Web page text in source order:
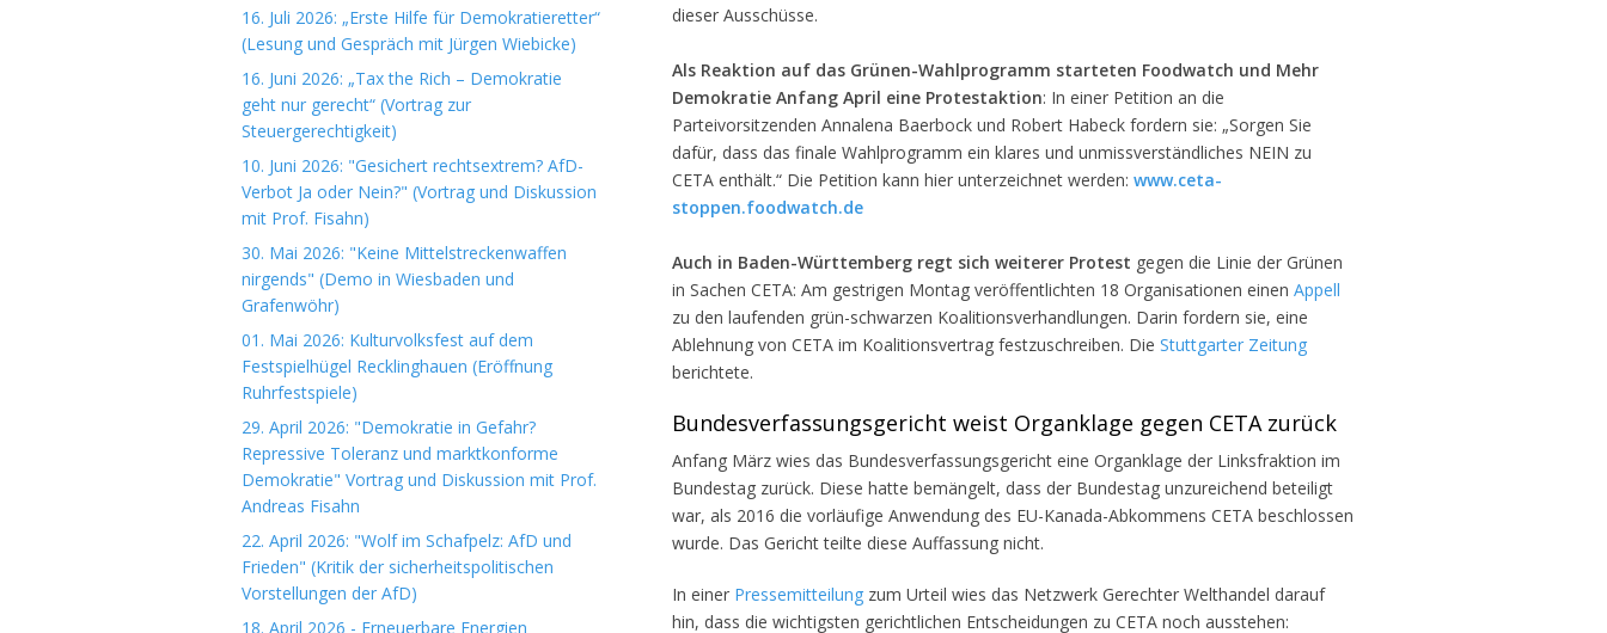
16. Juli 2026: „Erste Hilfe für Demokratieretter“
(Lesung und Gespräch mit Jürgen Wiebicke)
16. Juni 2026: „Tax the Rich – Demokratie
geht nur gerecht“ (Vortrag zur
Steuergerechtigkeit)
10. Juni 2026: "Gesichert rechtsextrem? AfD-
Verbot Ja oder Nein?" (Vortrag und Diskussion
mit Prof. Fisahn)
30. Mai 2026: "Keine Mittelstreckenwaffen
nirgends" (Demo in Wiesbaden und
Grafenwöhr)
01. Mai 2026: Kulturvolksfest auf dem
Festspielhügel Recklinghauen (Eröffnung
Ruhrfestspiele)
29. April 2026: "Demokratie in Gefahr?
Repressive Toleranz und marktkonforme
Demokratie" Vortrag und Diskussion mit Prof.
Andreas Fisahn
22. April 2026: "Wolf im Schafpelz: AfD und
Frieden" (Kritik der sicherheitspolitischen
Vorstellungen der AfD)
18. April 2026 - Erneuerbare Energien
dieser Ausschüsse.
Als Reaktion auf das Grünen-Wahlprogramm starteten Foodwatch und Mehr
Demokratie Anfang April eine Protestaktion: In einer Petition an die
Parteivorsitzenden Annalena Baerbock und Robert Habeck fordern sie: „Sorgen Sie
dafür, dass das finale Wahlprogramm ein klares und unmissverständliches NEIN zu
CETA enthält.“ Die Petition kann hier unterzeichnet werden: www.ceta-
stoppen.foodwatch.de
Auch in Baden-Württemberg regt sich weiterer Protest gegen die Linie der Grünen
in Sachen CETA: Am gestrigen Montag veröffentlichten 18 Organisationen einen Appell
zu den laufenden grün-schwarzen Koalitionsverhandlungen. Darin fordern sie, eine
Ablehnung von CETA im Koalitionsvertrag festzuschreiben. Die Stuttgarter Zeitung
berichtete.
Bundesverfassungsgericht weist Organklage gegen CETA zurück
Anfang März wies das Bundesverfassungsgericht eine Organklage der Linksfraktion im
Bundestag zurück. Diese hatte bemängelt, dass der Bundestag unzureichend beteiligt
war, als 2016 die vorläufige Anwendung des EU-Kanada-Abkommens CETA beschlossen
wurde. Das Gericht teilte diese Auffassung nicht.
In einer Pressemitteilung zum Urteil wies das Netzwerk Gerechter Welthandel darauf
hin, dass die wichtigsten gerichtlichen Entscheidungen zu CETA noch ausstehen: